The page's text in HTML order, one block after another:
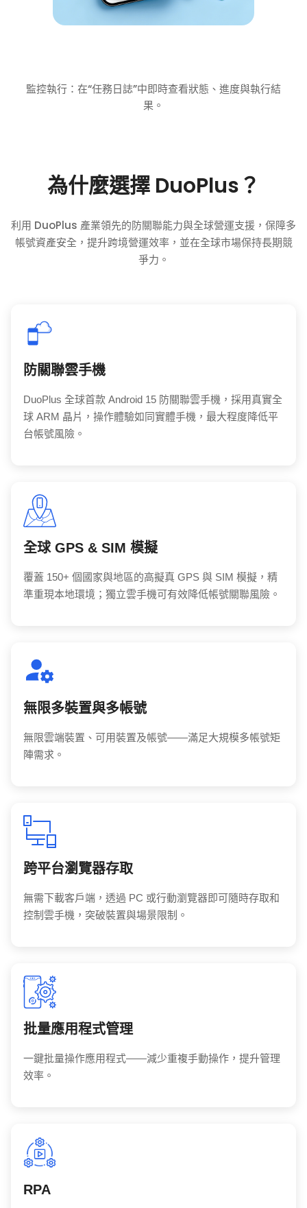
監控執行：在“任務日誌”中即時查看狀態、進度與執行結
果。
為什麼選擇 DuoPlus？
利用 DuoPlus 產業領先的防關聯能力與全球營運支援，保障多
帳號資產安全，提升跨境營運效率，並在全球市場保持長期競
爭力。
防關聯雲手機
DuoPlus 全球首款 Android 15 防關聯雲手機，採用真實全
球 ARM 晶片，操作體驗如同實體手機，最大程度降低平
台帳號風險。
全球 GPS & SIM 模擬
覆蓋 150+ 個國家與地區的高擬真 GPS 與 SIM 模擬，精
準重現本地環境；獨立雲手機可有效降低帳號關聯風險。
無限多裝置與多帳號
無限雲端裝置、可用裝置及帳號——滿足大規模多帳號矩
陣需求。
跨平台瀏覽器存取
無需下載客戶端，透過 PC 或行動瀏覽器即可隨時存取和
控制雲手機，突破裝置與場景限制。
批量應用程式管理
一鍵批量操作應用程式——減少重複手動操作，提升管理
效率。
RPA